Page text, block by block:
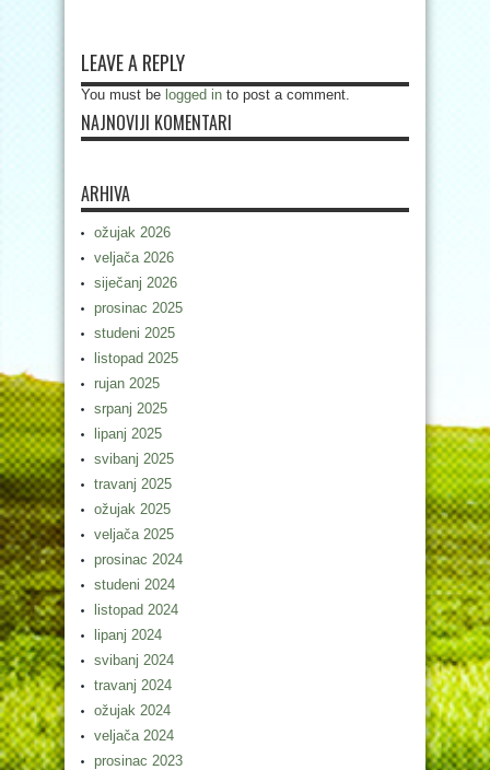
LEAVE A REPLY
You must be logged in to post a comment.
NAJNOVIJI KOMENTARI
ARHIVA
ožujak 2026
veljača 2026
siječanj 2026
prosinac 2025
studeni 2025
listopad 2025
rujan 2025
srpanj 2025
lipanj 2025
svibanj 2025
travanj 2025
ožujak 2025
veljača 2025
prosinac 2024
studeni 2024
listopad 2024
lipanj 2024
svibanj 2024
travanj 2024
ožujak 2024
veljača 2024
prosinac 2023